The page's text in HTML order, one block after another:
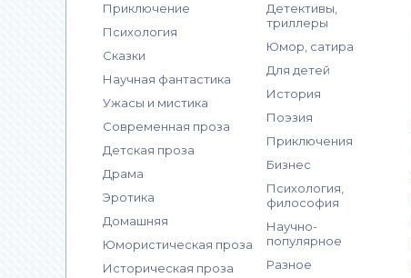
Приключение
Психология
Сказки
Научная фантастика
Ужасы и мистика
Современная проза
Детская проза
Драма
Эротика
Домашняя
Юмористическая проза
Историческая проза
Детективы,
триллеры
Юмор, сатира
Для детей
История
Поэзия
Приключения
Бизнес
Психология,
философия
Научно-
популярное
Разное